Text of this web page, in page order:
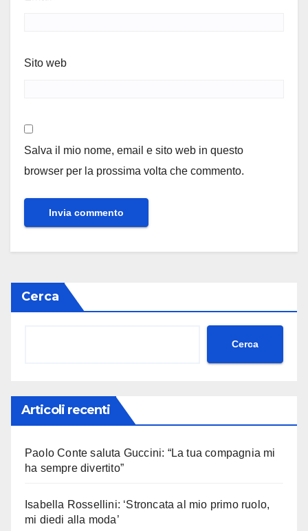
Sito web
Salva il mio nome, email e sito web in questo
browser per la prossima volta che commento.
Cerca
Cerca
Articoli recenti
Paolo Conte saluta Guccini: “La tua compagnia mi
ha sempre divertito”
Isabella Rossellini: ‘Stroncata al mio primo ruolo,
mi diedi alla moda’